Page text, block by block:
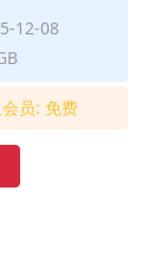
12-08
员: 免费